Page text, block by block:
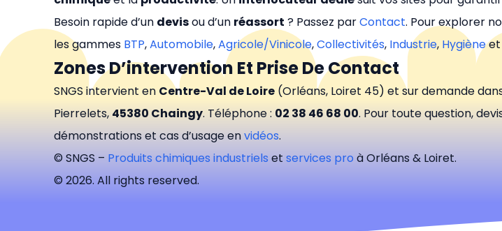
Besoin rapide d’un devisou d’un réassort ? Passez parContact. Pour explorer
les gammes BTP,Automobile,Agricole/Vinicole,Collectivités, Industrie, Hygièneet
Zones D’intervention Et Prise De Contact
SNGS intervient en Centre-Val de Loire (Orléans, Loiret 45) et sur demande
Pierrelets, 45380 Chaingy. Téléphone : 02 38 46 68 00. Pour toute question,
démonstrations et cas d’usage envidéos.
© SNGS – Produits chimiques industrielset services pro à Orléans & Loiret.
© 2026. All rights reserved.